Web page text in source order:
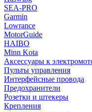
SEA-PRO
Garmin
Lowrance
MotorGuide
HAIBO
Minn Kota
Аксессуары к
Пульты управления
Интерфейсные провода
Предохранители
Розетки и штекеры
Крепления